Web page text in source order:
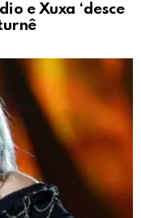
e Xuxa ‘desce